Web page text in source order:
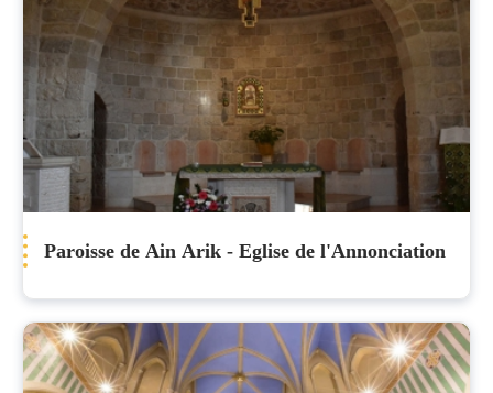
Paroisse de Ain Arik - Eglise de l'Annonciation